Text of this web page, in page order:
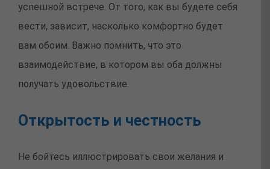
успешной встрече. От того, как вы будете себя
вести, зависит, насколько комфортно будет
вам обоим. Важно помнить, что это
взаимодействие, в котором вы оба должны
получать удовольствие.
Открытость и честность
Не бойтесь иллюстрировать свои желания и